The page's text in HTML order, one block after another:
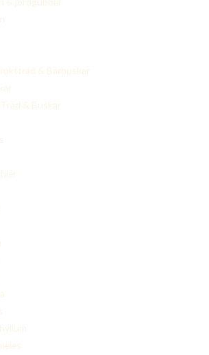
& Bärbuskar
& Buskar